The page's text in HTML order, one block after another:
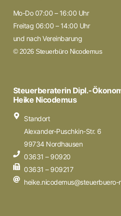
Mo-Do 07:00 – 16:00 Uhr
Freitag 06:00 – 14:00 Uhr
und nach Vereinbarung
© 2026 Steuerbüro Nicodemus
Steuerberaterin Dipl.-
Heike Nicodemus
Standort
Alexander-Puschkin-Str. 6
99734 Nordhausen
03631 – 90920
03631 – 909217